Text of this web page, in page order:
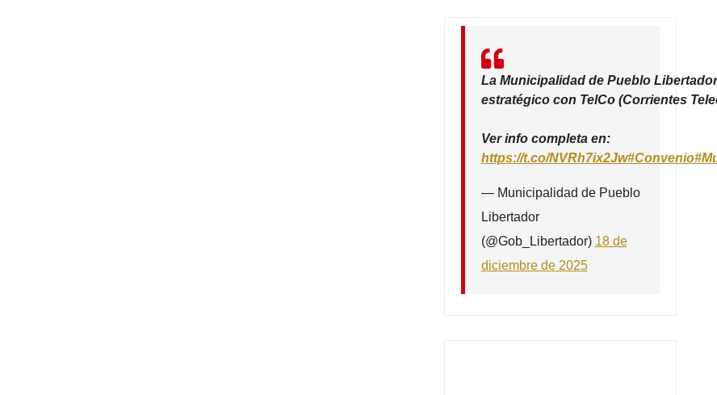
La Municipalidad de Pueblo
estratégico con TelCo (Corrientes
Ver info completa en:
https://t.co/NVRh7ix2Jw#Convenio
— Municipalidad de Pueblo
Libertador
(@Gob_Libertador) 18 de
diciembre de 2025